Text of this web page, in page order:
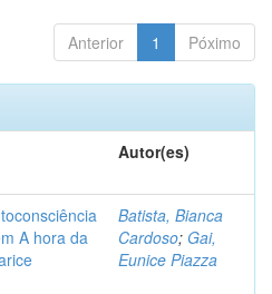
Anterior 1 Póximo
Autor(es)
A hora da
Batista, Bianca
Cardoso; Gai,
Eunice Piazza